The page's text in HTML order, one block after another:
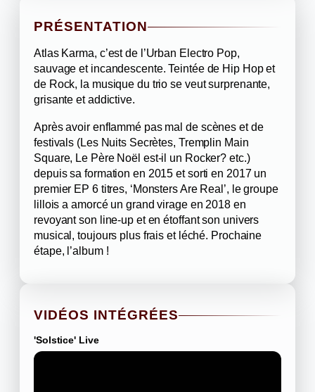
PRÉSENTATION
Atlas Karma, c’est de l’Urban Electro Pop,
sauvage et incandescente. Teintée de Hip Hop et
de Rock, la musique du trio se veut surprenante,
grisante et addictive.
Après avoir enflammé pas mal de scènes et de
festivals (Les Nuits Secrètes, Tremplin Main
Square, Le Père Noël est-il un Rocker? etc.)
depuis sa formation en 2015 et sorti en 2017 un
premier EP 6 titres, ‘Monsters Are Real’, le groupe
lillois a amorcé un grand virage en 2018 en
revoyant son line-up et en étoffant son univers
musical, toujours plus frais et léché. Prochaine
étape, l’album !
VIDÉOS INTÉGRÉES
'Solstice' Live